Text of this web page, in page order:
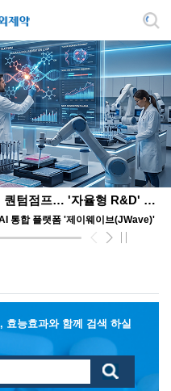
AI와 로봇이 주도하는 신약개발의 퀀텀점프… '자율형 R&D' 앞장서는 JW
통합 플랫폼 '제이웨이브(JWave)'
능효과와 함께 검색 하실